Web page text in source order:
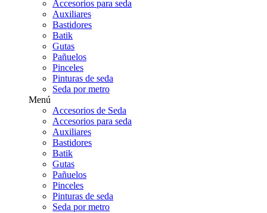
Accesorios para seda
Auxiliares
Bastidores
Batik
Gutas
Pañuelos
Pinceles
Pinturas de seda
Seda por metro
Menú
Accesorios de Seda
Accesorios para seda
Auxiliares
Bastidores
Batik
Gutas
Pañuelos
Pinceles
Pinturas de seda
Seda por metro